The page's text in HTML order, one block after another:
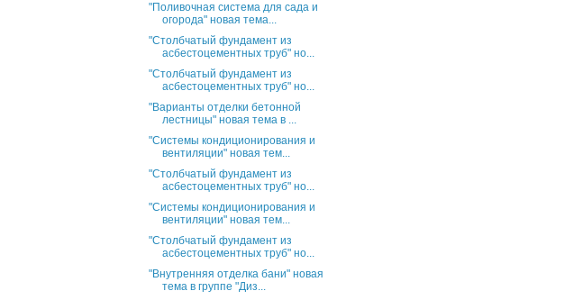
"Поливочная система для сада и
огорода" новая тема...
"Столбчатый фундамент из
асбестоцементных труб" но...
"Столбчатый фундамент из
асбестоцементных труб" но...
"Варианты отделки бетонной
лестницы" новая тема в ...
"Системы кондиционирования и
вентиляции" новая тем...
"Столбчатый фундамент из
асбестоцементных труб" но...
"Системы кондиционирования и
вентиляции" новая тем...
"Столбчатый фундамент из
асбестоцементных труб" но...
"Внутренняя отделка бани" новая
тема в группе "Диз...